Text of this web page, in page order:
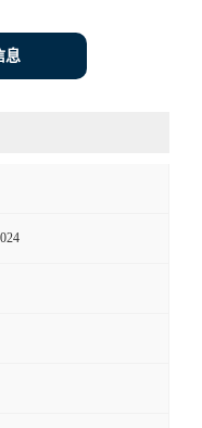
息